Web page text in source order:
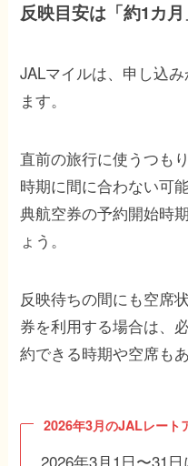
反映目安は「約1カ
JALマイルは、申し込
ます。
直前の旅行に使うつも
時期に間に合わない可
典航空券の予約開始時
ょう。
反映待ちの間にも空席
券を利用する場合は、
約できる時期や空席も
2026年3月のJALレート
2026年3月1日〜31